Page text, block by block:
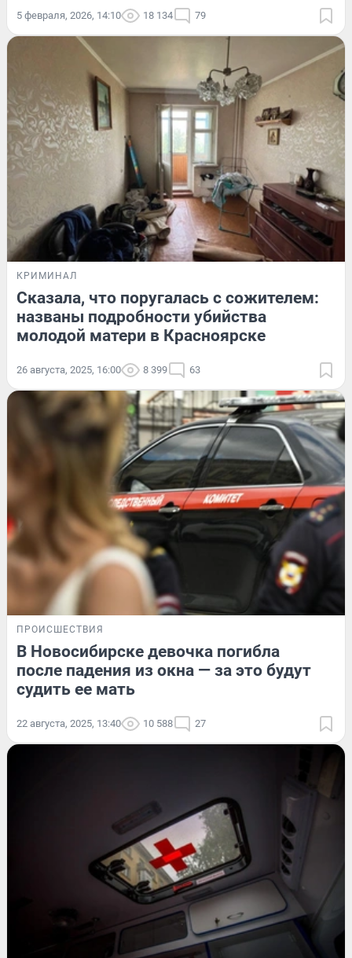
5 февраля, 2026, 14:10 18 134 79
КРИМИНАЛ
Сказала, что поругалась с сожителем:
названы подробности убийства
молодой матери в Красноярске
26 августа, 2025, 16:00 8 399 63
ПРОИСШЕСТВИЯ
В Новосибирске девочка погибла
после падения из окна — за это будут
судить ее мать
22 августа, 2025, 13:40 10 588 27